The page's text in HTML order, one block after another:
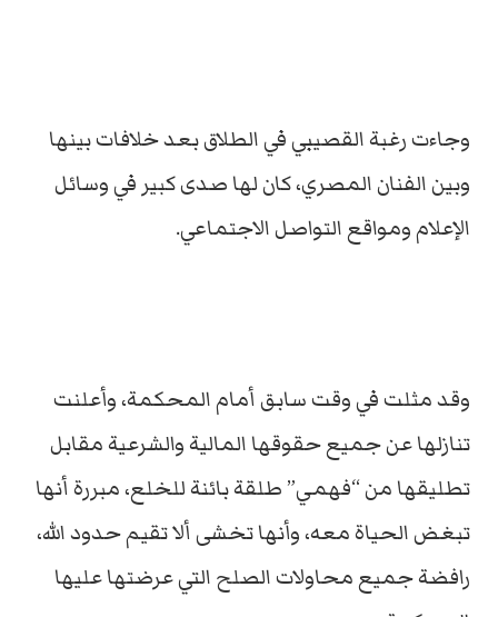
وجاءت رغبة القصيبي في الطلاق بعد خلافات بينها
وبين الفنان المصري، كان لها صدى كبير في وسائل
الإعلام ومواقع التواصل الاجتماعي.
وقد مثلت في وقت سابق أمام المحكمة، وأعلنت
تنازلها عن جميع حقوقها المالية والشرعية مقابل
تطليقها من “فهمي” طلقة بائنة للخلع، مبررة أنها
تبغض الحياة معه، وأنها تخشى ألا تقيم حدود الله،
رافضة جميع محاولات الصلح التي عرضتها عليها